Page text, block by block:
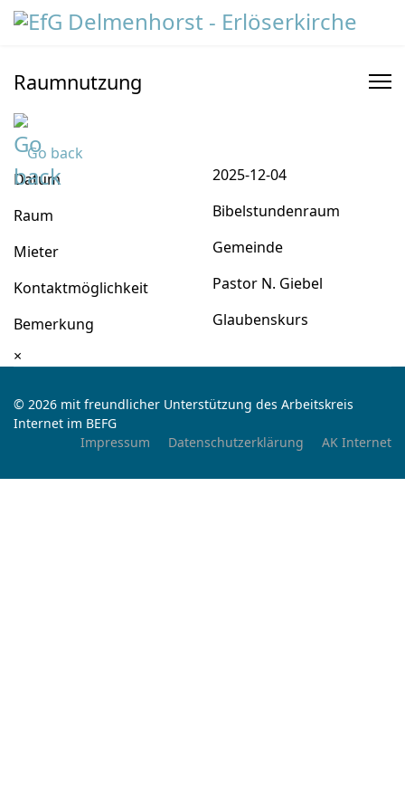
Raumnutzung
Go back
Datum
2025-12-04
Raum Bibelstundenraum
Mieter Gemeinde
Kontaktmöglichkeit Pastor N. Giebel
Bemerkung
Glaubenskurs
×
© 2026 mit freundlicher Unterstützung des Arbeitskreis
Internet im BEFG
Impressum
Datenschutzerklärung AK Internet